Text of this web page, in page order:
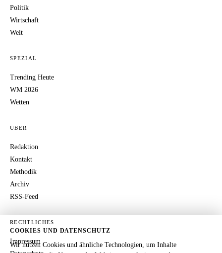
Politik
Wirtschaft
Welt
SPEZIAL
Trending Heute
WM 2026
Wetten
ÜBER
Redaktion
Kontakt
Methodik
Archiv
RSS-Feed
RECHTLICHES
Impressum
COOKIES UND DATENSCHUTZ
Wir nutzen Cookies und ähnliche Technologien, um Inhalte